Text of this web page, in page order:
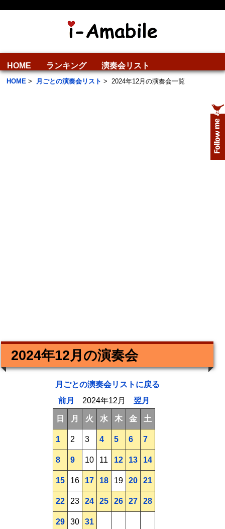
HOME ランキング 演奏会リスト
HOME > 月ごとの演奏会リスト > 2024年12月の演奏会一覧
2024年12月の演奏会
月ごとの演奏会リストに戻る
前月
2024年12月 翌月
日 月 火 水 木 金 土
1 2 3 4 5 6 7
8 9 10 11 12 13 14
15 16 17 18 19 20 21
22 23 24 25 26 27 28
29 30 31